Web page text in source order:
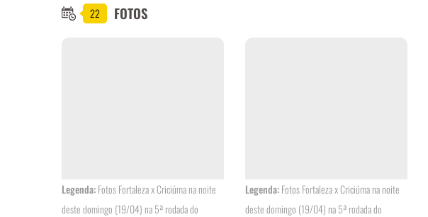
22 FOTOS
Legenda:Fotos Fortaleza x Criciúma na noite
deste domingo (19/04) na 5ª rodada do
Legenda:Fotos Fortaleza x Criciúma na noite
deste domingo (19/04) na 5ª rodada do